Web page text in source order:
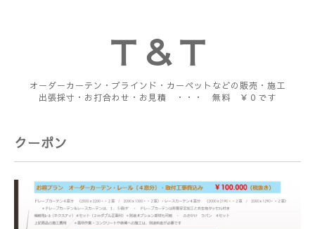
Ｔ＆Ｔ
オーダーカーテン・ブラインド・カーペットなどの販売・施工
出張採寸・お打合わせ・お見積 ・・・ 無料 ￥０です
クーポン